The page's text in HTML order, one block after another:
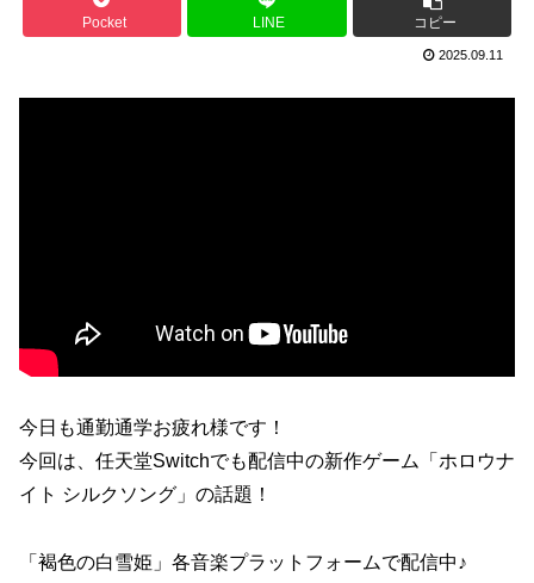
Pocket LINE コピー
2025.09.11
今日も通勤通学お疲れ様です！
今回は、任天堂Switchでも配信中の新作ゲーム「ホロウナ
イト シルクソング」の話題！
「褐色の白雪姫」各音楽プラットフォームで配信中♪